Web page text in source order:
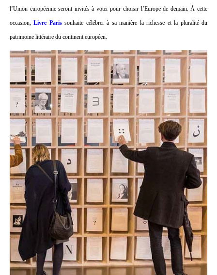
l’Union européenne seront invités à voter pour choisir l’Europe de demain. À cette
occasion,Livre Parissouhaite célébrer à sa manière la richesse et la pluralité du
patrimoine littéraire du continent européen.